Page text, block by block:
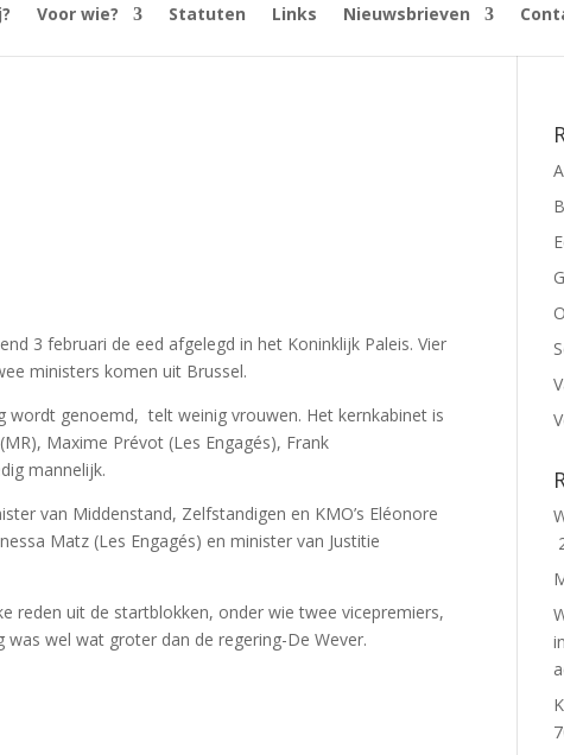
Voor wie? Statuten Links Nieuwsbrieven
3 februari de eed afgelegd in het Koninklijk Paleis. Vier
ministers komen uit Brussel.
wordt genoemd, telt weinig vrouwen. Het kernkabinet is
Maxime Prévot (Les Engagés), Frank
mannelijk.
van Middenstand, Zelfstandigen en KMO’s Eléonore
Matz (Les Engagés) en minister van Justitie
reden uit de startblokken, onder wie twee vicepremiers,
was wel wat groter dan de regering-De Wever.